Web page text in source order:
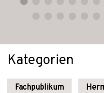
Kategorien
Fachpublikum